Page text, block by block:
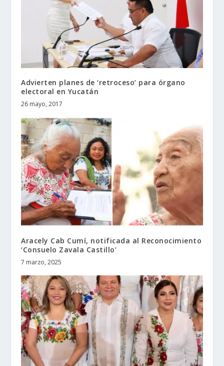
Advierten planes de ‘retroceso’ para órgano
electoral en Yucatán
26 mayo, 2017
Aracely Cab Cumí, notificada al Reconocimiento
‘Consuelo Zavala Castillo’
7 marzo, 2025